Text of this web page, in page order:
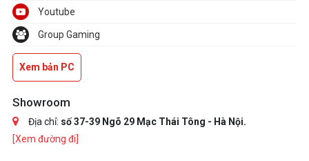
Youtube
Group Gaming
Xem bản PC
Showroom
Địa chỉ: số 37-39 Ngõ 29 Mạc Thái Tông - Hà Nội.
[Xem đường đi]